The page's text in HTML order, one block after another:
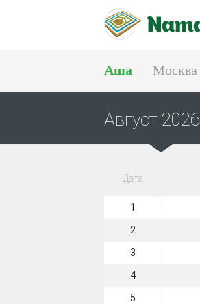
Аша Москва
Август 2026
Дата
1
2
3
4
5